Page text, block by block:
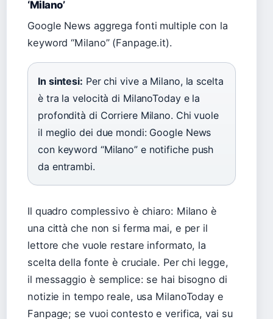
‘Milano’
Google News aggrega fonti multiple con la
keyword “Milano” (Fanpage.it).
In sintesi: Per chi vive a Milano, la scelta
è tra la velocità di MilanoToday e la
profondità di Corriere Milano. Chi vuole
il meglio dei due mondi: Google News
con keyword “Milano” e notifiche push
da entrambi.
Il quadro complessivo è chiaro: Milano è
una città che non si ferma mai, e per il
lettore che vuole restare informato, la
scelta della fonte è cruciale. Per chi legge,
il messaggio è semplice: se hai bisogno di
notizie in tempo reale, usa MilanoToday e
Fanpage; se vuoi contesto e verifica, vai su